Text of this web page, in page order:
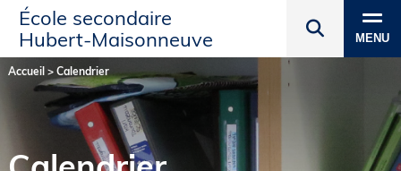
École secondaire
Hubert‑Maisonneuve
MENU
Accueil> Calendrier